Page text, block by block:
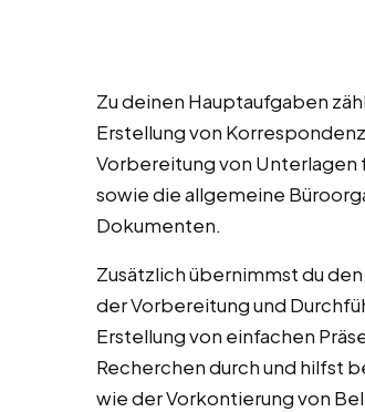
Zu deinen Hauptaufgaben
Erstellung von
Vorbereitung von Unterlagen
sowie die allgemeine
Dokumenten.
Zusätzlich übernimmst du
der Vorbereitung und
Erstellung von einfachen
Recherchen durch und hilfst
wie der Vorkontierung von